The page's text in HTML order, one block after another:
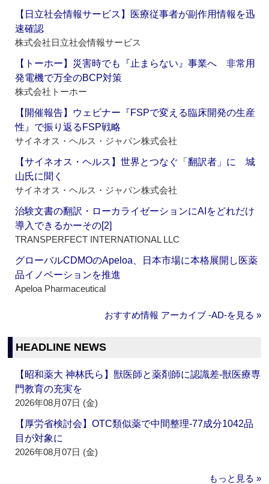
【日立社会情報サービス】医療従事者が副作用情報を迅
速確認
株式会社日立社会情報サービス
【トーホー】災害時でも『止まらない』事業へ 非常用
発電機で万全のBCP対策
株式会社トーホー
【開催報告】ウェビナー『FSPで変える臨床開発の生産
性』で振り返るFSP戦略
サイネオス・ヘルス・ジャパン株式会社
【サイネオス・ヘルス】世界とつなぐ「翻訳者」に 城
山氏に聞く
サイネオス・ヘルス・ジャパン株式会社
治験文書の翻訳・ローカライゼーションにAIをどれだけ
導入できるかーその[2]
TRANSPERFECT INTERNATIONAL LLC
グローバルCDMOのApeloa、日本市場に本格展開し医薬
品イノベーションを推進
Apeloa Pharmaceutical
おすすめ情報 アーカイブ ‐AD‐を見る »
HEADLINE NEWS
【昭和薬大 神林氏ら】獣医師と薬剤師に認識差‐獣医療専
門教育の充実を
2026年08月07日 (金)
【厚労省検討会】OTC類似薬で中間整理‐77成分1042品
目が対象に
2026年08月07日 (金)
もっと見る »